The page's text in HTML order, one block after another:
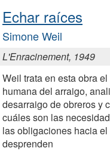
Echar raíces
Simone Weil
L'Enracinement, 1949
Weil trata en esta obra
humana del arraigo,
desarraigo de obreros y
cuáles son las
las obligaciones hacia
desprenden